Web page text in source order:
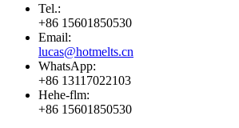
Tel.:
+86 15601850530
Email:
lucas@hotmelts.cn
WhatsApp:
+86 13117022103
Hehe-flm:
+86 15601850530